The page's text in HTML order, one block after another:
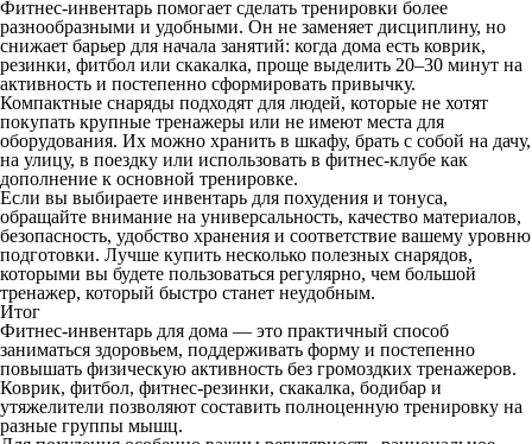
Фитнес-инвентарь помогает сделать тренировки более
разнообразными и удобными. Он не заменяет дисциплину, но
снижает барьер для начала занятий: когда дома есть коврик,
резинки, фитбол или скакалка, проще выделить 20–30 минут на
активность и постепенно сформировать привычку.
Компактные снаряды подходят для людей, которые не хотят
покупать крупные тренажеры или не имеют места для
оборудования. Их можно хранить в шкафу, брать с собой на дачу,
на улицу, в поездку или использовать в фитнес-клубе как
дополнение к основной тренировке.
Если вы выбираете инвентарь для похудения и тонуса,
обращайте внимание на универсальность, качество материалов,
безопасность, удобство хранения и соответствие вашему уровню
подготовки. Лучше купить несколько полезных снарядов,
которыми вы будете пользоваться регулярно, чем большой
тренажер, который быстро станет неудобным.
Итог
Фитнес-инвентарь для дома — это практичный способ
заниматься здоровьем, поддерживать форму и постепенно
повышать физическую активность без громоздких тренажеров.
Коврик, фитбол, фитнес-резинки, скакалка, бодибар и
утяжелители позволяют составить полноценную тренировку на
разные группы мышц.